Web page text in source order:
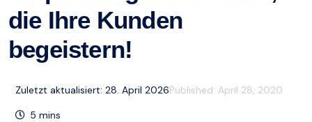
die Ihre Kunden
begeistern!
Zuletzt aktualisiert: 28. April 2026Published: April 28, 2020
5 mins